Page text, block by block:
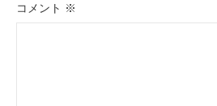
ョ
コメント ※